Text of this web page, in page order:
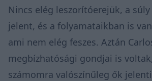
Nincs elég leszorítóerejük, a
jelent, és a folyamataikban is
ami nem elég feszes. Aztán
megbízhatósági gondjai is
számomra valószínűleg ők